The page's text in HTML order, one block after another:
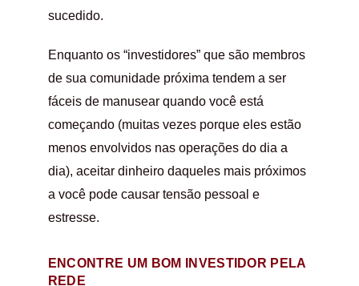
sucedido.
Enquanto os “investidores” que são membros
de sua comunidade próxima tendem a ser
fáceis de manusear quando você está
começando (muitas vezes porque eles estão
menos envolvidos nas operações do dia a
dia), aceitar dinheiro daqueles mais próximos
a você pode causar tensão pessoal e
estresse.
ENCONTRE UM BOM INVESTIDOR PELA
REDE